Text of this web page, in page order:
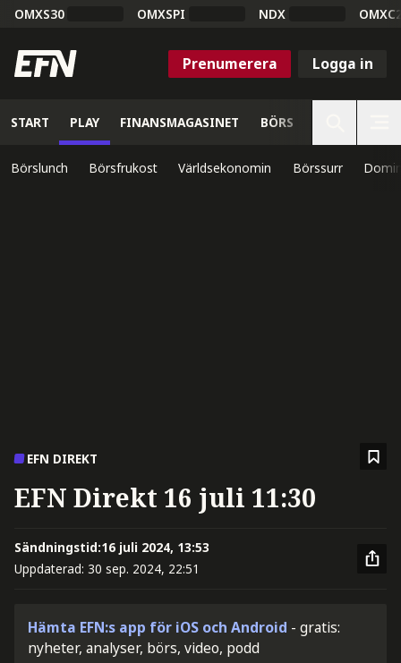
OMXS30 OMXSPI NDX
Prenumerera Logga in
START PLAY FINANSMAGASINET BÖRS
Börslunch Börsfrukost Världsekonomin Börssurr
EFN DIREKT
EFN Direkt 16 juli 11:30
Sändningstid:16 juli 2024, 13:53
Uppdaterad: 30 sep. 2024, 22:51
Hämta EFN:s app för iOS och Android - gratis:
nyheter, analyser, börs, video, podd